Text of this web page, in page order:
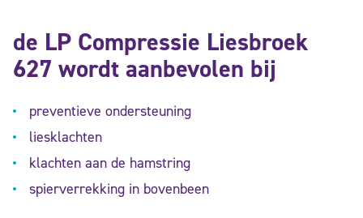
de LP Compressie Liesbroek
627 wordt aanbevolen bij
preventieve ondersteuning
liesklachten
klachten aan de hamstring
spierverrekking in bovenbeen